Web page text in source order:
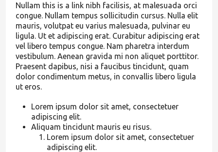
Nullam this is a link nibh facilisis, at malesuada orci
congue. Nullam tempus sollicitudin cursus. Nulla elit
mauris, volutpat eu varius malesuada, pulvinar eu
ligula. Ut et adipiscing erat. Curabitur adipiscing erat
vel libero tempus congue. Nam pharetra interdum
vestibulum. Aenean gravida mi non aliquet porttitor.
Praesent dapibus, nisi a faucibus tincidunt, quam
dolor condimentum metus, in convallis libero ligula
ut eros.
Lorem ipsum dolor sit amet, consectetuer
adipiscing elit.
Aliquam tincidunt mauris eu risus.
Lorem ipsum dolor sit amet, consectetuer
adipiscing elit.